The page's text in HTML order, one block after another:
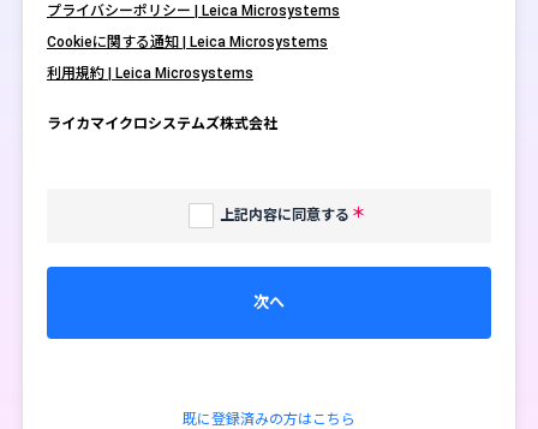
プライバシーポリシー | Leica Microsystems
Cookieに関する通知 | Leica Microsystems
利用規約 | Leica Microsystems
ライカマイクロシステムズ株式会社
上記内容に同意する
次へ
既に登録済みの方はこちら